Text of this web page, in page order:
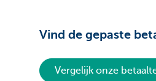
Vind de gepaste
Vergelijk onze